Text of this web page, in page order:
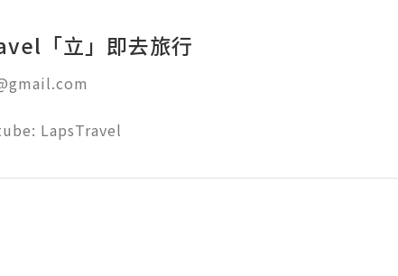
「立」即去旅行
LapsTravel